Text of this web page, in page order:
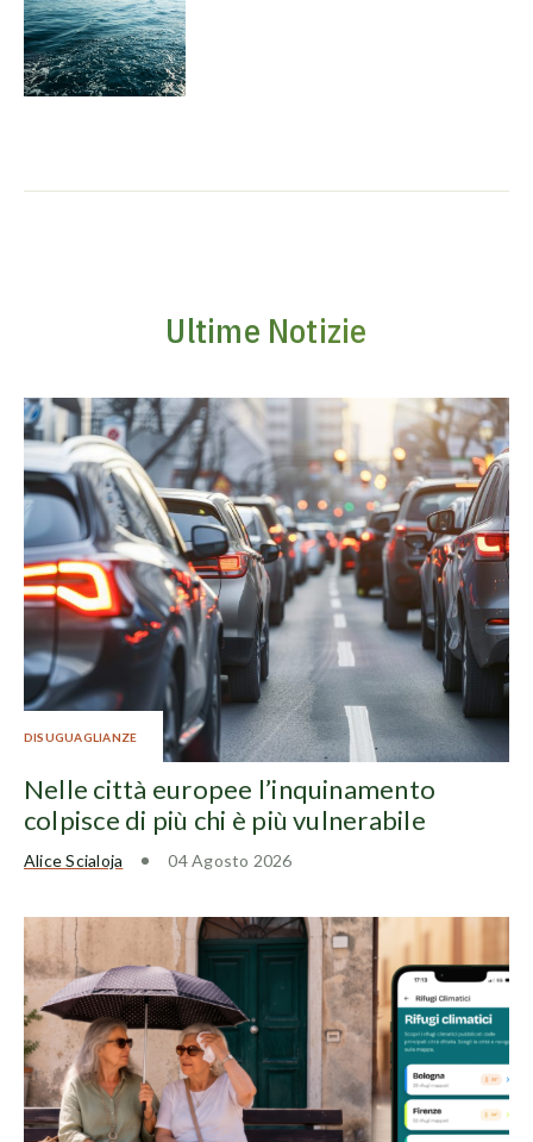
Ultime Notizie
DISUGUAGLIANZE
Nelle città europee l’inquinamento
colpisce di più chi è più vulnerabile
Alice Scialoja 04 Agosto 2026